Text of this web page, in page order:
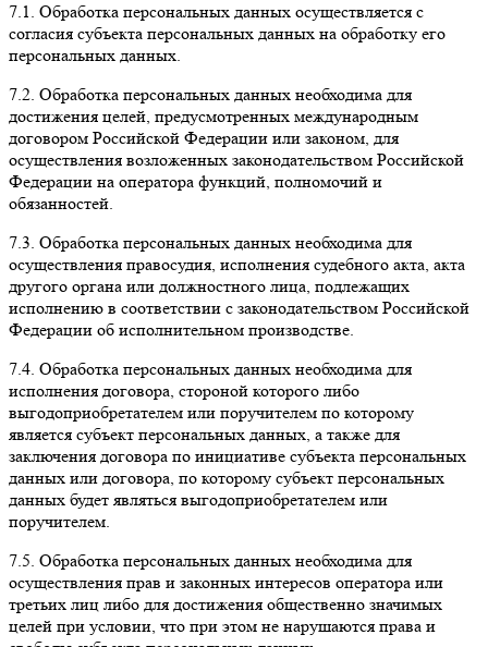
7.1. Обработка персональных данных осуществляется с
согласия субъекта персональных данных на обработку его
персональных данных.
7.2. Обработка персональных данных необходима для
достижения целей, предусмотренных международным
договором Российской Федерации или законом, для
осуществления возложенных законодательством Российской
Федерации на оператора функций, полномочий и
обязанностей.
7.3. Обработка персональных данных необходима для
осуществления правосудия, исполнения судебного акта, акта
другого органа или должностного лица, подлежащих
исполнению в соответствии с законодательством Российской
Федерации об исполнительном производстве.
7.4. Обработка персональных данных необходима для
исполнения договора, стороной которого либо
выгодоприобретателем или поручителем по которому
является субъект персональных данных, а также для
заключения договора по инициативе субъекта персональных
данных или договора, по которому субъект персональных
данных будет являться выгодоприобретателем или
поручителем.
7.5. Обработка персональных данных необходима для
осуществления прав и законных интересов оператора или
третьих лиц либо для достижения общественно значимых
целей при условии, что при этом не нарушаются права и